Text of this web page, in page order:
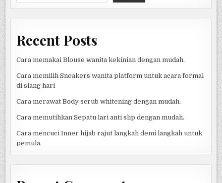
Recent Posts
Cara memakai Blouse wanita kekinian dengan mudah.
Cara memilih Sneakers wanita platform untuk acara formal
di siang hari
Cara merawat Body scrub whitening dengan mudah.
Cara memutihkan Sepatu lari anti slip dengan mudah.
Cara mencuci Inner hijab rajut langkah demi langkah untuk
pemula.